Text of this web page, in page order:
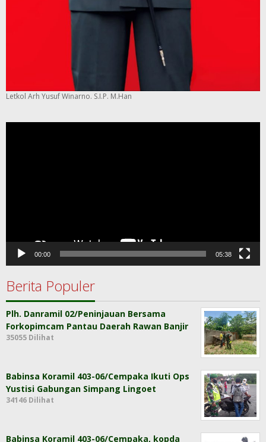
Letkol Arh Yusuf Winarno. S.I.P. M.Han
00:00 05:38
Berita Populer
Plh. Danramil 02/Peninjauan Bersama
Forkopimcam Pantau Daerah Rawan Banjir
35055 Dilihat
Babinsa Koramil 403-06/Cempaka Ikuti Ops
Yustisi Gabungan Simpang Lingoet
34146 Dilihat
Babinsa Koramil 403-06/Cempaka, kopda